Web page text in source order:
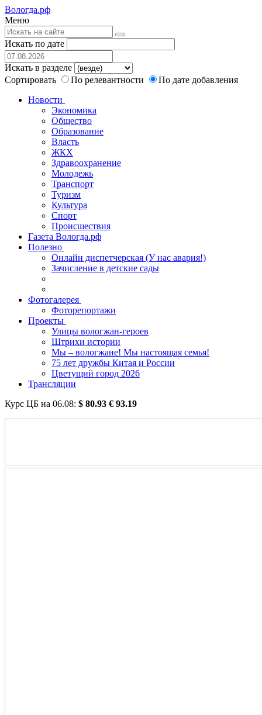
Вологда.рф
Меню
Искать по дате
Искать в разделе
Сортировать
По релевантности
По дате добавления
Новости
Экономика
Общество
Образование
Власть
ЖКХ
Здравоохранение
Молодежь
Транспорт
Туризм
Культура
Спорт
Происшествия
Газета Вологда.рф
Полезно
Онлайн диспетчерская (У нас авария!)
Зачисление в детские сады
Фотогалерея
Фоторепортажи
Проекты
Улицы вологжан-героев
Штрихи истории
Мы – вологжане! Мы настоящая семья!
75 лет дружбы Китая и России
Цветущий город 2026
Трансляции
Курс ЦБ на 06.08: $ 80.93 € 93.19